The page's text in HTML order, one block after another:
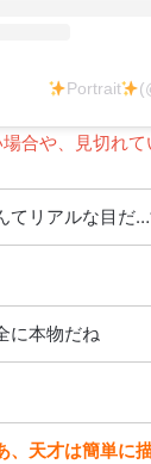
Portrait
場合や、見切れて
てリアルな目だ
に本物だね
、天才は簡単に